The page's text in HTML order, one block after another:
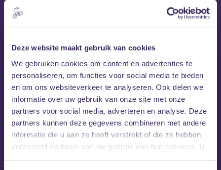
Deze website maakt gebruik van cookies
We gebruiken cookies om content en advertenties te
personaliseren, om functies voor social media te bieden
en om ons websiteverkeer te analyseren. Ook delen we
informatie over uw gebruik van onze site met onze
partners voor social media, adverteren en analyse. Deze
partners kunnen deze gegevens combineren met andere
informatie die u aan ze heeft verstrekt of die ze hebben
verzameld op basis van uw gebruik van hun services. U
MEZZ tipt